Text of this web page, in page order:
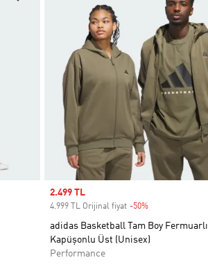
Sale price
2.499 TL
4.999 TL Orijinal fiyat -50%Discount
adidas Basketball Tam Boy Fermuarlı
Kapüşonlu Üst (Unisex)
Performance